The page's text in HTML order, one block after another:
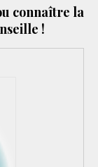
connaître la
!